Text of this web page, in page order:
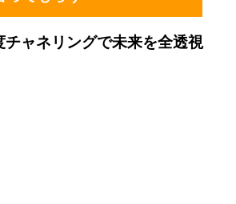
チャネリングで未来を全透視